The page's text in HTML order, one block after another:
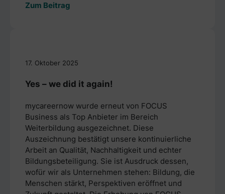
Zum Beitrag
17. Oktober 2025
Yes – we did it again!
mycareernow wurde erneut von FOCUS
Business als Top Anbieter im Bereich
Weiterbildung ausgezeichnet. Diese
Auszeichnung bestätigt unsere kontinuierliche
Arbeit an Qualität, Nachhaltigkeit und echter
Bildungsbeteiligung. Sie ist Ausdruck dessen,
wofür wir als Unternehmen stehen: Bildung, die
Menschen stärkt, Perspektiven eröffnet und